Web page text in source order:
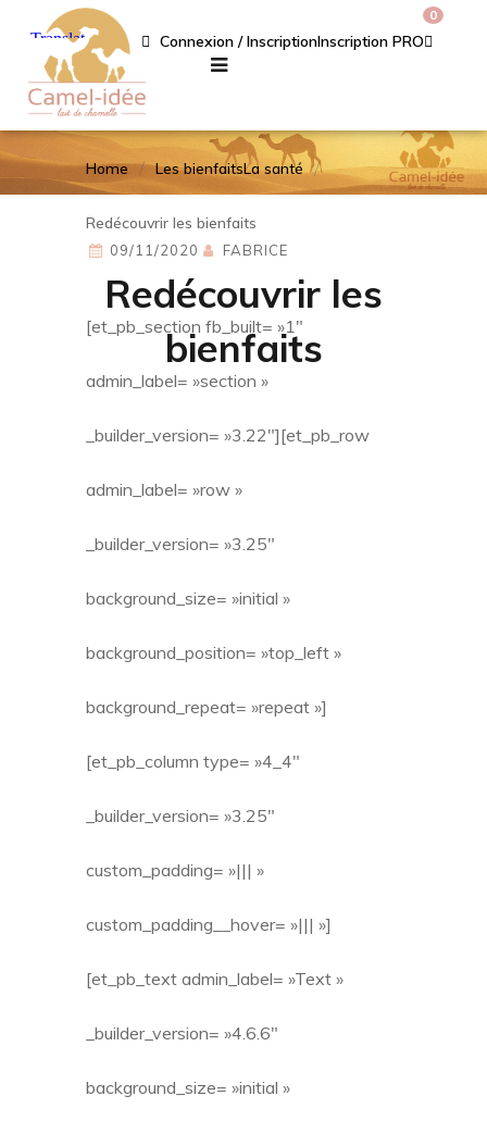
Connexion / InscriptionInscription PRO
0
Home Les bienfaitsLa santé
Redécouvrir les bienfaits
Redécouvrir les
bienfaits
09/11/2020 FABRICE
[et_pb_section fb_built= »1″
admin_label= »section »
_builder_version= »3.22″][et_pb_row
admin_label= »row »
_builder_version= »3.25″
background_size= »initial »
background_position= »top_left »
background_repeat= »repeat »]
[et_pb_column type= »4_4″
_builder_version= »3.25″
custom_padding= »||| »
custom_padding__hover= »||| »]
[et_pb_text admin_label= »Text »
_builder_version= »4.6.6″
background_size= »initial »